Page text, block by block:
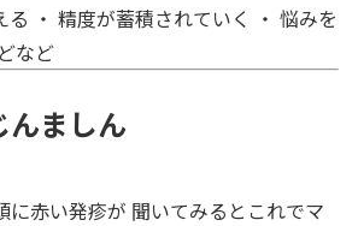
る ・ 精度が蓄積されていく ・ 悩みを
など
んましん
に赤い発疹が 聞いてみるとこれでマ